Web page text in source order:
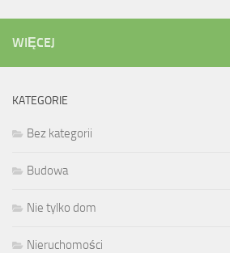
WIĘCEJ
KATEGORIE
Bez kategorii
Budowa
Nie tylko dom
Nieruchomości